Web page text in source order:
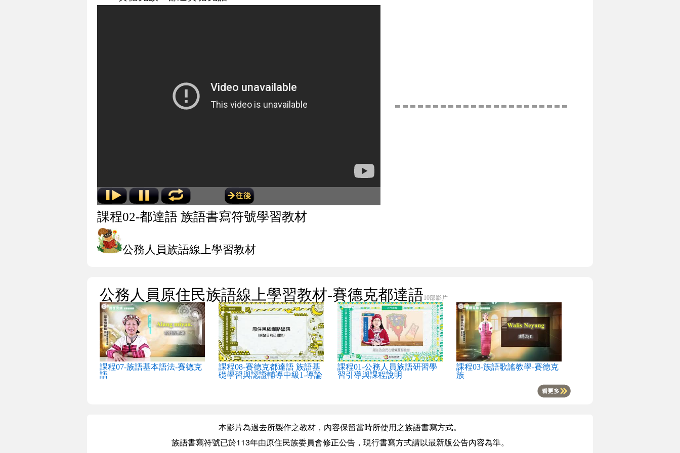
課程02-都達語 族語書寫符號學習教材
公務人員族語線上學習教材
公務人員原住民族語線上學習教材-賽德克都達語10部影片
課程07-族語基本語法-賽德克
語
課程08-賽德克都達語 族語基
礎學習與認證輔導中級1-導論
課程01-公務人員族語研習學
習引導與課程說明
課程03-族語歌謠教學-賽德克
族
本影片為過去所製作之教材，內容保留當時所使用之族語書寫方式。
族語書寫符號已於113年由原住民族委員會修正公告，現行書寫方式請以最新版公告內容為準。